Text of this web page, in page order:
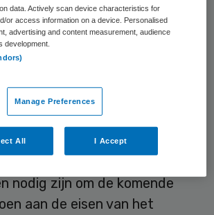
staatssecretaris
dat er zo min mogelijk
vallen. “Dat kan door
zegt hij bijOmroep West
nodig zijn om de komende
aan de eisen van het
data. Actively scan device characteristics for
or access information on a device. Personalised
advertising and content measurement, audience
development.
Manage Preferences
All I Accept